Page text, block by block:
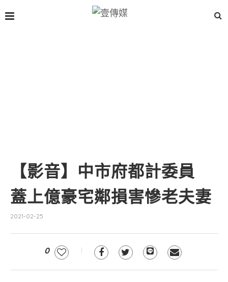
【影音】中市府都計委員
蓋上億豪宅鄰損害慘老夫妻
2021-02-25
0